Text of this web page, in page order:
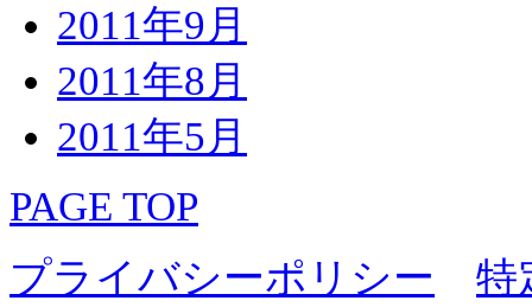
2011年9月
2011年8月
2011年5月
PAGE TOP
プライバシーポリシー
特